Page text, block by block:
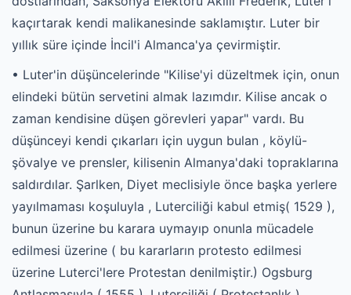
kaçırtarak kendi malikanesinde saklamıştır. Luter bir
yıllık süre içinde İncil'i Almanca'ya çevirmiştir.
• Luter'in düşüncelerinde "Kilise'yi düzeltmek için, onun
elindeki bütün servetini almak lazımdır. Kilise ancak o
zaman kendisine düşen görevleri yapar" vardı. Bu
düşünceyi kendi çıkarları için uygun bulan , köylü-
şövalye ve prensler, kilisenin Almanya'daki topraklarına
saldırdılar. Şarlken, Diyet meclisiyle önce başka yerlere
yayılmaması koşuluyla , Luterciliği kabul etmiş( 1529 ),
bunun üzerine bu karara uymayıp onunla mücadele
edilmesi üzerine ( bu kararların protesto edilmesi
üzerine Luterci'lere Protestan denilmiştir.) Ogsburg